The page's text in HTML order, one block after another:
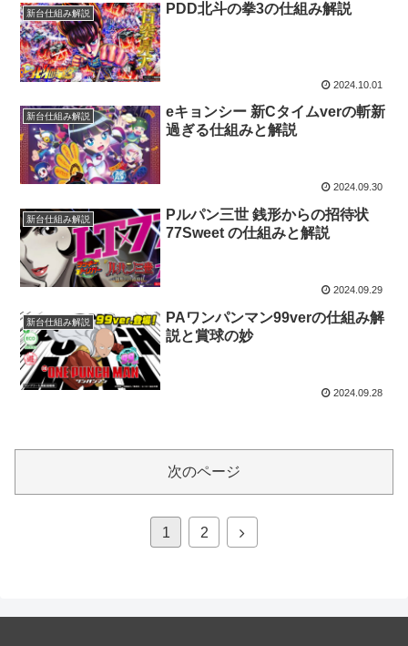
新台仕組み解説 PDD北斗の拳3の仕組み解説
2024.10.01
新台仕組み解説
eキョンシー 新Cタイムverの斬新
過ぎる仕組みと解説
2024.09.30
新台仕組み解説
Pルパン三世 銭形からの招待状
77Sweet の仕組みと解説
2024.09.29
新台仕組み解説
PAワンパンマン99verの仕組み解
説と賞球の妙
2024.09.28
次のページ
1 2
次